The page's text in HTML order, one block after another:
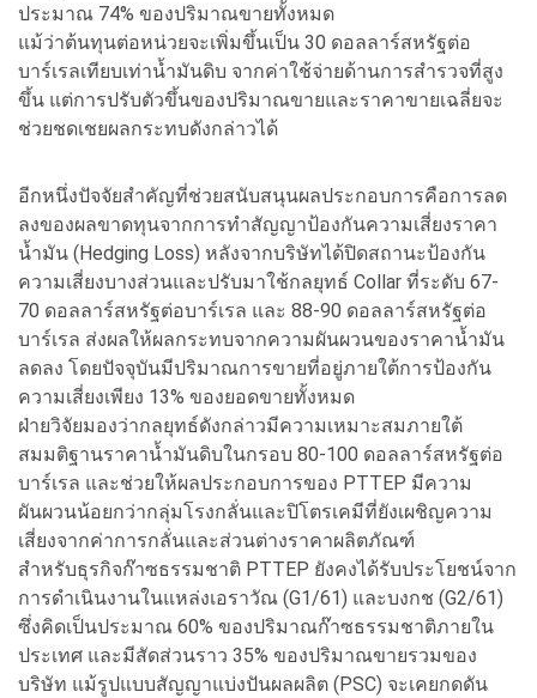
ประมาณ 74% ของปริมาณขายทั้งหมด
แม้ว่าต้นทุนต่อหน่วยจะเพิ่มขึ้นเป็น 30 ดอลลาร์สหรัฐต่อ
บาร์เรลเทียบเท่าน้ำมันดิบ จากค่าใช้จ่ายด้านการสำรวจที่สูง
ขึ้น แต่การปรับตัวขึ้นของปริมาณขายและราคาขายเฉลี่ยจะ
ช่วยชดเชยผลกระทบดังกล่าวได้
อีกหนึ่งปัจจัยสำคัญที่ช่วยสนับสนุนผลประกอบการคือการลด
ลงของผลขาดทุนจากการทำสัญญาป้องกันความเสี่ยงราคา
น้ำมัน (Hedging Loss) หลังจากบริษัทได้ปิดสถานะป้องกัน
ความเสี่ยงบางส่วนและปรับมาใช้กลยุทธ์ Collar ที่ระดับ 67-
70 ดอลลาร์สหรัฐต่อบาร์เรล และ 88-90 ดอลลาร์สหรัฐต่อ
บาร์เรล ส่งผลให้ผลกระทบจากความผันผวนของราคาน้ำมัน
ลดลง โดยปัจจุบันมีปริมาณการขายที่อยู่ภายใต้การป้องกัน
ความเสี่ยงเพียง 13% ของยอดขายทั้งหมด
ฝ่ายวิจัยมองว่ากลยุทธ์ดังกล่าวมีความเหมาะสมภายใต้
สมมติฐานราคาน้ำมันดิบในกรอบ 80-100 ดอลลาร์สหรัฐต่อ
บาร์เรล และช่วยให้ผลประกอบการของ PTTEP มีความ
ผันผวนน้อยกว่ากลุ่มโรงกลั่นและปิโตรเคมีที่ยังเผชิญความ
เสี่ยงจากค่าการกลั่นและส่วนต่างราคาผลิตภัณฑ์
สำหรับธุรกิจก๊าซธรรมชาติ PTTEP ยังคงได้รับประโยชน์จาก
การดำเนินงานในแหล่งเอราวัณ (G1/61) และบงกช (G2/61)
ซึ่งคิดเป็นประมาณ 60% ของปริมาณก๊าซธรรมชาติภายใน
ประเทศ และมีสัดส่วนราว 35% ของปริมาณขายรวมของ
บริษัท แม้รูปแบบสัญญาแบ่งปันผลผลิต (PSC) จะเคยกดดัน